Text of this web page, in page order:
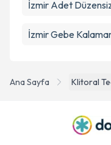
Ana Sayfa Klitoral
İzmir Adet
İzmir Gebe